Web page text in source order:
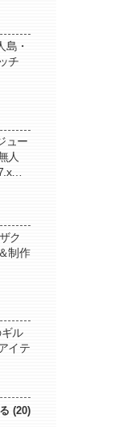
島・
チ
ュー
人
対
ク
制作
ル
イテ
(20)